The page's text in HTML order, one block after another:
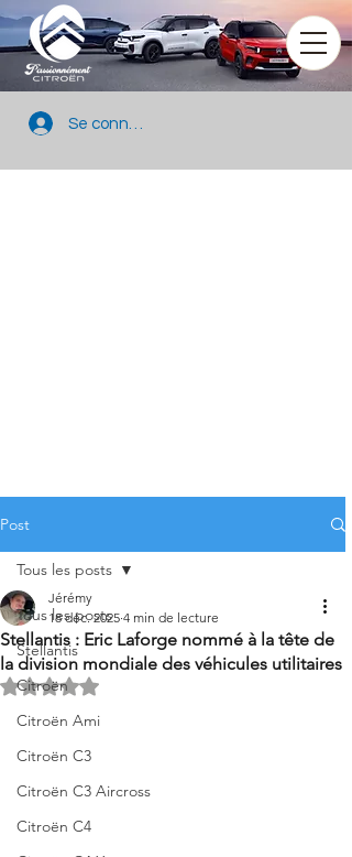
Se connecter
Post
Tous les posts
Stellantis
Citroën
Citroën Ami
Citroën C3
Citroën C3 Aircross
Citroën C4
Tous les posts
Stellantis : Eric Laforge nommé à la tête de
la division mondiale des véhicules utilitaires
Jérémy
18 déc. 2025 4 min de lecture
Noté NaN étoiles sur 5.